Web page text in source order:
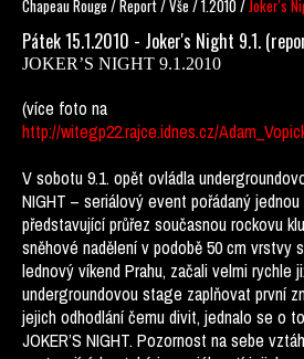
Chapeau Rouge /Report/Vše /1.2010/Joker's
Pátek 15.1.2010 - Joker's Night 9.1.
JOKER’S NIGHT 9.1.2010
(více foto na
http://witegp22.rajce.idnes.cz/
V sobotu 9.1. opět ovládla
NIGHT – seriálový event pořádaný
představující průřez současnou rockovu
sněhové nadělení v podobě 50 cm vrstvy
lednový víkend Prahu, začali velmi rychle
undergroundovou stage zaplňovat první
jejich odhodlání čemu divit, jednalo se o
JOKER’S NIGHT. Pozornost na sebe